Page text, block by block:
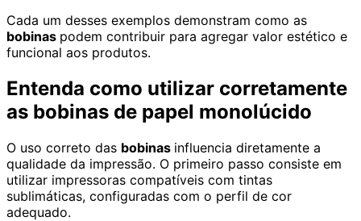
Cada um desses exemplos demonstram como as
bobinas podem contribuir para agregar valor estético e
funcional aos produtos.
Entenda como utilizar corretamente
as bobinas de papel monolúcido
O uso correto das bobinas influencia diretamente a
qualidade da impressão. O primeiro passo consiste em
utilizar impressoras compatíveis com tintas
sublimáticas, configuradas com o perfil de cor
adequado.